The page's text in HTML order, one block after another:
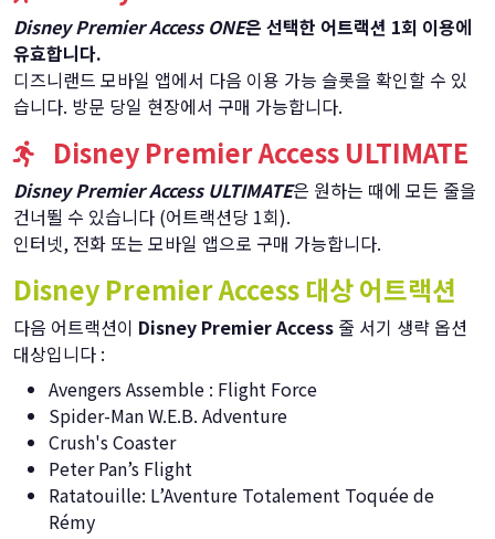
Disney Premier Access ONE은 선택한 어트랙션 1회 이용에
유효합니다.
디즈니랜드 모바일 앱에서 다음 이용 가능 슬롯을 확인할 수 있
습니다. 방문 당일 현장에서 구매 가능합니다.
Disney Premier Access ULTIMATE
Disney Premier Access ULTIMATE은 원하는 때에 모든 줄을
건너뛸 수 있습니다 (어트랙션당 1회).
인터넷, 전화 또는 모바일 앱으로 구매 가능합니다.
Disney Premier Access 대상 어트랙션
다음 어트랙션이 Disney Premier Access 줄 서기 생략 옵션
대상입니다 :
Avengers Assemble : Flight Force
Spider-Man W.E.B. Adventure
Crush's Coaster
Peter Pan’s Flight
Ratatouille: L’Aventure Totalement Toquée de
Rémy